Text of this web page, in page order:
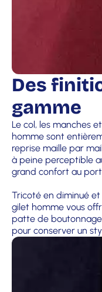
Des
gamme
Le col, les manches
homme sont
reprise maille par
à peine perceptible
grand confort au
Tricoté en diminué
gilet homme vous
patte de
pour conserver un